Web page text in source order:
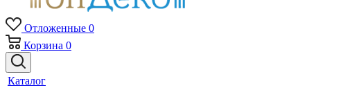
Отложенные 0
Корзина 0
Каталог